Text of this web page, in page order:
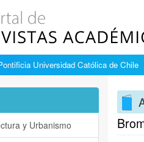
Universidad Católica de Chile
y Urbanismo